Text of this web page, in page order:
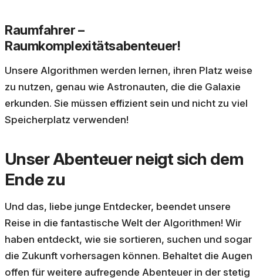
Raumfahrer –
Raumkomplexitätsabenteuer!
Unsere Algorithmen werden lernen, ihren Platz weise
zu nutzen, genau wie Astronauten, die die Galaxie
erkunden. Sie müssen effizient sein und nicht zu viel
Speicherplatz verwenden!
Unser Abenteuer neigt sich dem
Ende zu
Und das, liebe junge Entdecker, beendet unsere
Reise in die fantastische Welt der Algorithmen! Wir
haben entdeckt, wie sie sortieren, suchen und sogar
die Zukunft vorhersagen können. Behaltet die Augen
offen für weitere aufregende Abenteuer in der stetig